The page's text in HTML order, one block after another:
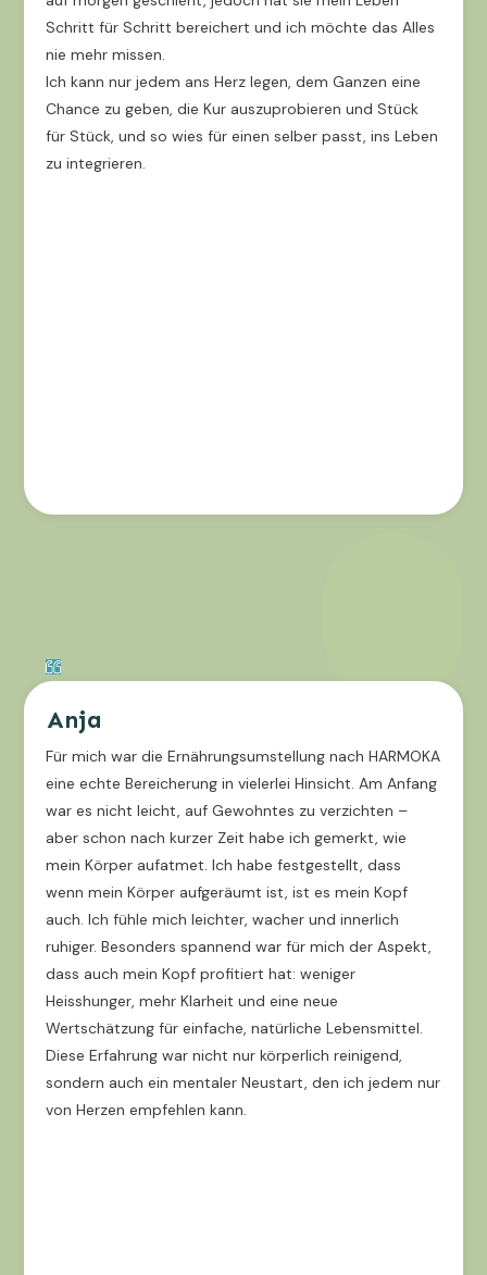
Schritt für Schritt bereichert und ich möchte das Alles
nie mehr missen.
Ich kann nur jedem ans Herz legen, dem Ganzen eine
Chance zu geben, die Kur auszuprobieren und Stück
für Stück, und so wies für einen selber passt, ins Leben
zu integrieren.
Anja
Für mich war die Ernährungsumstellung nach HARMOKA
eine echte Bereicherung in vielerlei Hinsicht. Am Anfang
war es nicht leicht, auf Gewohntes zu verzichten –
aber schon nach kurzer Zeit habe ich gemerkt, wie
mein Körper aufatmet. Ich habe festgestellt, dass
wenn mein Körper aufgeräumt ist, ist es mein Kopf
auch. Ich fühle mich leichter, wacher und innerlich
ruhiger. Besonders spannend war für mich der Aspekt,
dass auch mein Kopf profitiert hat: weniger
Heisshunger, mehr Klarheit und eine neue
Wertschätzung für einfache, natürliche Lebensmittel.
Diese Erfahrung war nicht nur körperlich reinigend,
sondern auch ein mentaler Neustart, den ich jedem nur
von Herzen empfehlen kann.